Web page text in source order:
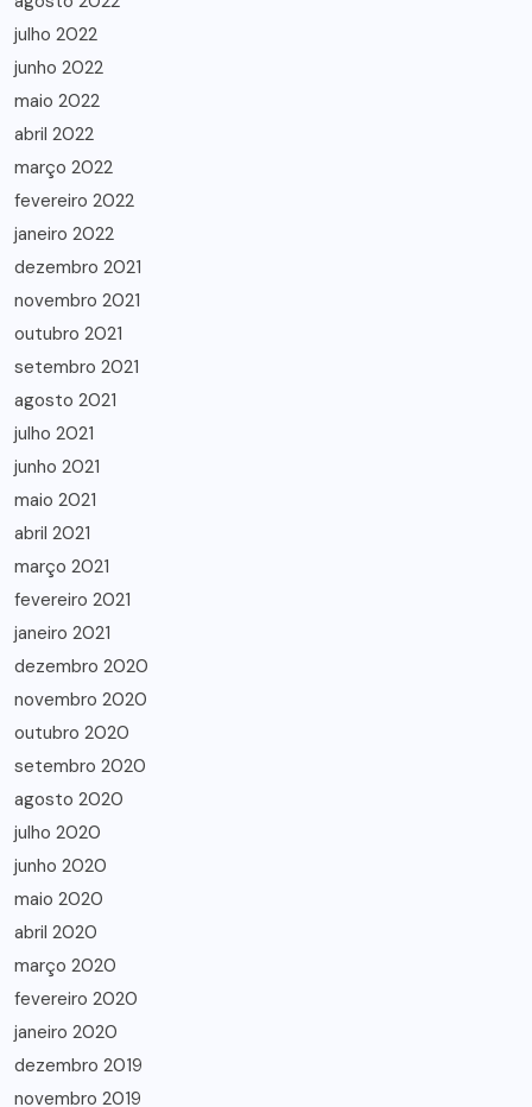
julho 2022
junho 2022
maio 2022
abril 2022
março 2022
fevereiro 2022
janeiro 2022
dezembro 2021
novembro 2021
outubro 2021
setembro 2021
agosto 2021
julho 2021
junho 2021
maio 2021
abril 2021
março 2021
fevereiro 2021
janeiro 2021
dezembro 2020
novembro 2020
outubro 2020
setembro 2020
agosto 2020
julho 2020
junho 2020
maio 2020
abril 2020
março 2020
fevereiro 2020
janeiro 2020
dezembro 2019
novembro 2019